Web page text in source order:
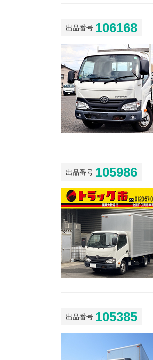
出品番号 106168
出品番号 105986
出品番号 105385